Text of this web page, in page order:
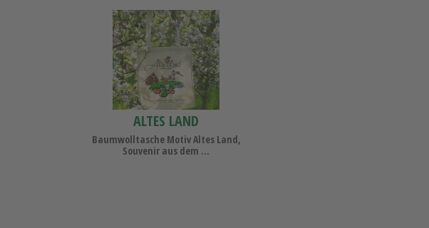
Baumwolltasche
ALTES LAND
BAUMWOLLTASCHE
Baumwolltasche Motiv Altes Land,
Souvenir aus dem ...